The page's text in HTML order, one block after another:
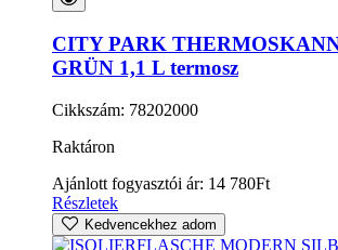
CITY PARK
GRÜN 1,1 L termosz
Cikkszám: 78202000
Raktáron
Ajánlott fogyasztói ár: 14 780Ft
Részletek
Kedvencekhez adom